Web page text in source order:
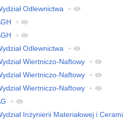
Odlewnictwa
+
+
+
Odlewnictwa
+
Wiertniczo-Naftowy +
Wiertniczo-Naftowy +
Wiertniczo-Naftowy +
+
Inżynierii Materiałowej i